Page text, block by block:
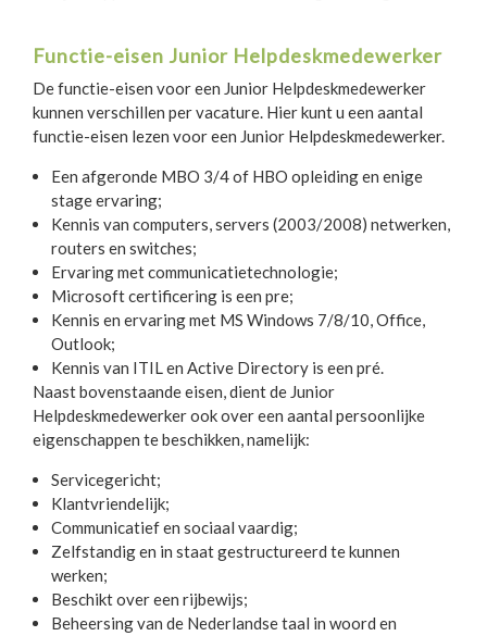
Functie-eisen Junior Helpdeskmedewerker
De functie-eisen voor een Junior Helpdeskmedewerker
kunnen verschillen per vacature. Hier kunt u een aantal
functie-eisen lezen voor een Junior Helpdeskmedewerker.
Een afgeronde MBO 3/4 of HBO opleiding en enige
stage ervaring;
Kennis van computers, servers (2003/2008) netwerken,
routers en switches;
Ervaring met communicatietechnologie;
Microsoft certificering is een pre;
Kennis en ervaring met MS Windows 7/8/10, Office,
Outlook;
Kennis van ITIL en Active Directory is een pré.
Naast bovenstaande eisen, dient de Junior
Helpdeskmedewerker ook over een aantal persoonlijke
eigenschappen te beschikken, namelijk:
Servicegericht;
Klantvriendelijk;
Communicatief en sociaal vaardig;
Zelfstandig en in staat gestructureerd te kunnen
werken;
Beschikt over een rijbewijs;
Beheersing van de Nederlandse taal in woord en